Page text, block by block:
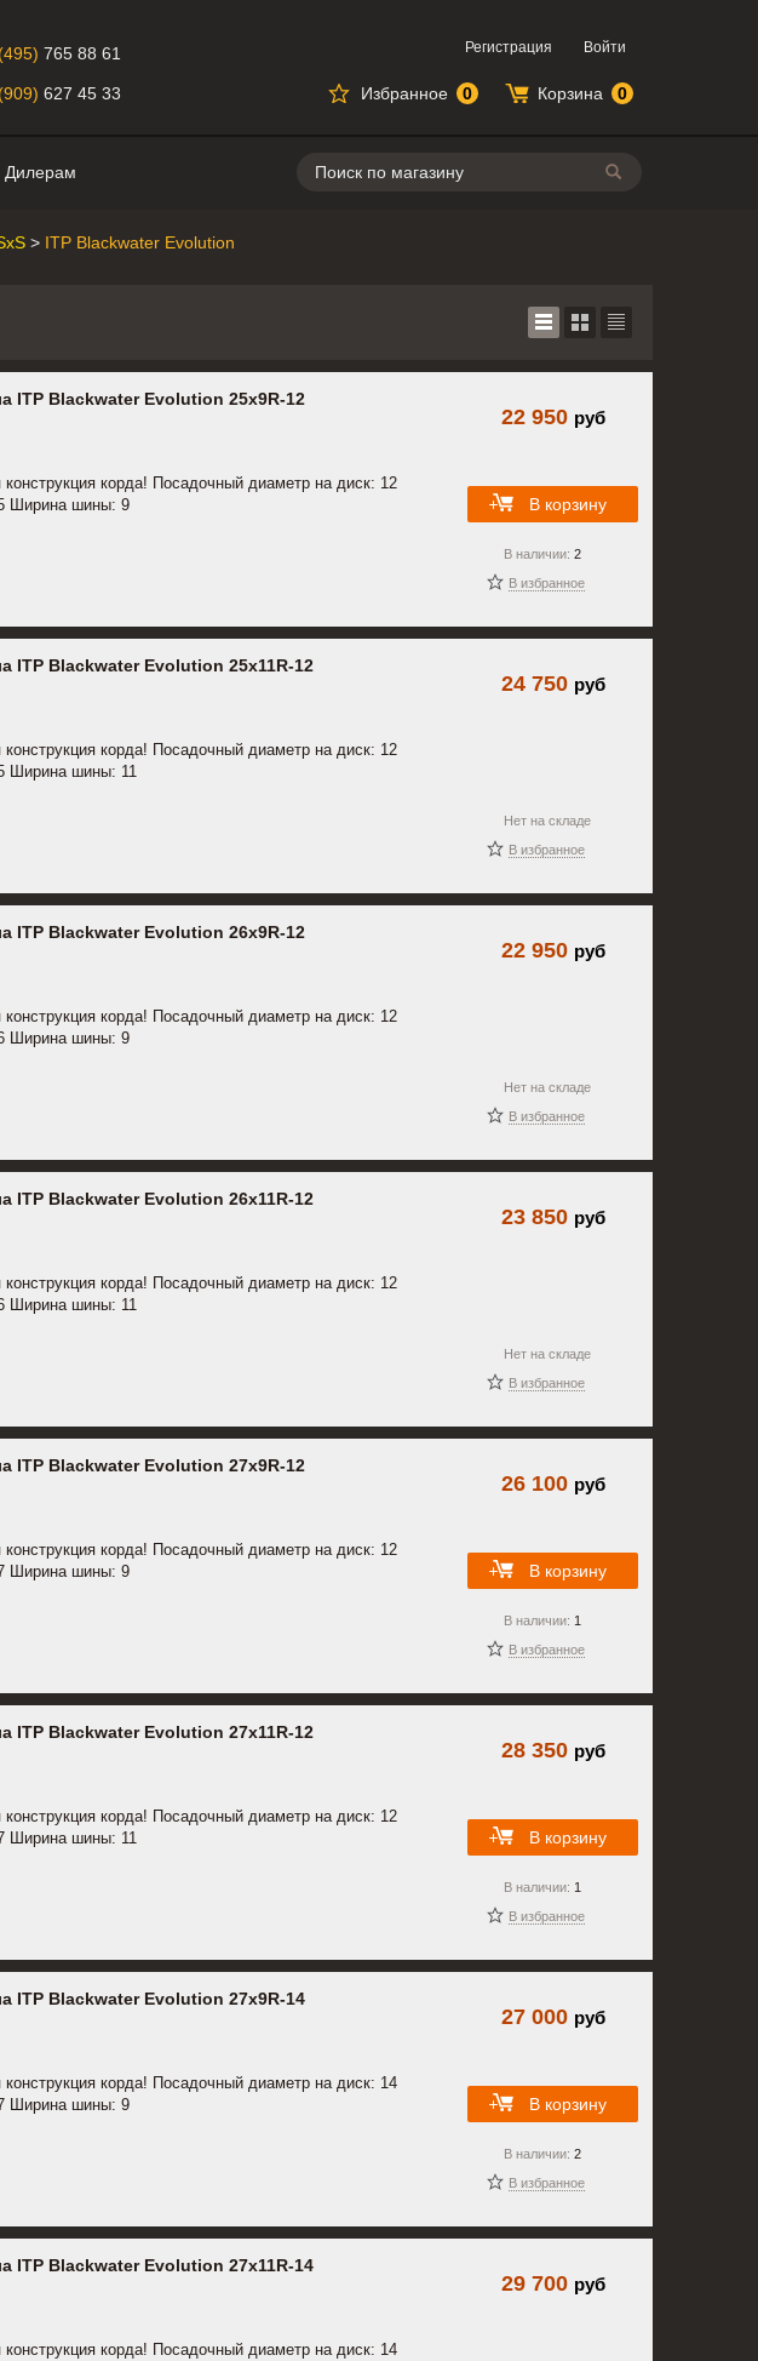
Дилерам Поиск
Избранное 0 Корзина 0
765 88 61
627 45 33
Регистрация Войти
> ITP Blackwater Evolution
ITP Blackwater Evolution 25x9R-12
корда! Посадочный диаметр на диск: 12
Ширина шины: 9
22 950 руб
В избранное
В наличии: 2
В корзину
ITP Blackwater Evolution 25x11R-12
корда! Посадочный диаметр на диск: 12
Ширина шины: 11
24 750 руб
В избранное
Нет на складе
ITP Blackwater Evolution 26x9R-12
корда! Посадочный диаметр на диск: 12
Ширина шины: 9
22 950 руб
В избранное
Нет на складе
ITP Blackwater Evolution 26x11R-12
корда! Посадочный диаметр на диск: 12
Ширина шины: 11
23 850 руб
В избранное
Нет на складе
ITP Blackwater Evolution 27x9R-12
корда! Посадочный диаметр на диск: 12
Ширина шины: 9
26 100 руб
В избранное
В наличии: 1
В корзину
ITP Blackwater Evolution 27x11R-12
корда! Посадочный диаметр на диск: 12
Ширина шины: 11
28 350 руб
В избранное
В наличии: 1
В корзину
ITP Blackwater Evolution 27x9R-14
корда! Посадочный диаметр на диск: 14
Ширина шины: 9
27 000 руб
В избранное
В наличии: 2
В корзину
ITP Blackwater Evolution 27x11R-14
корда! Посадочный диаметр на диск: 14
29 700 руб